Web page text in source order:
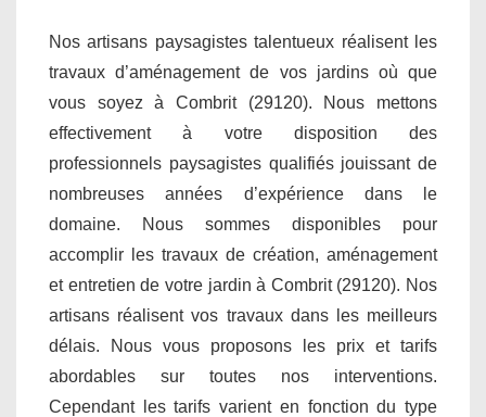
Nos artisans paysagistes talentueux réalisent les
travaux d’aménagement de vos jardins où que
vous soyez à Combrit (29120). Nous mettons
effectivement à votre disposition des
professionnels paysagistes qualifiés jouissant de
nombreuses années d’expérience dans le
domaine. Nous sommes disponibles pour
accomplir les travaux de création, aménagement
et entretien de votre jardin à Combrit (29120). Nos
artisans réalisent vos travaux dans les meilleurs
délais. Nous vous proposons les prix et tarifs
abordables sur toutes nos interventions.
Cependant les tarifs varient en fonction du type